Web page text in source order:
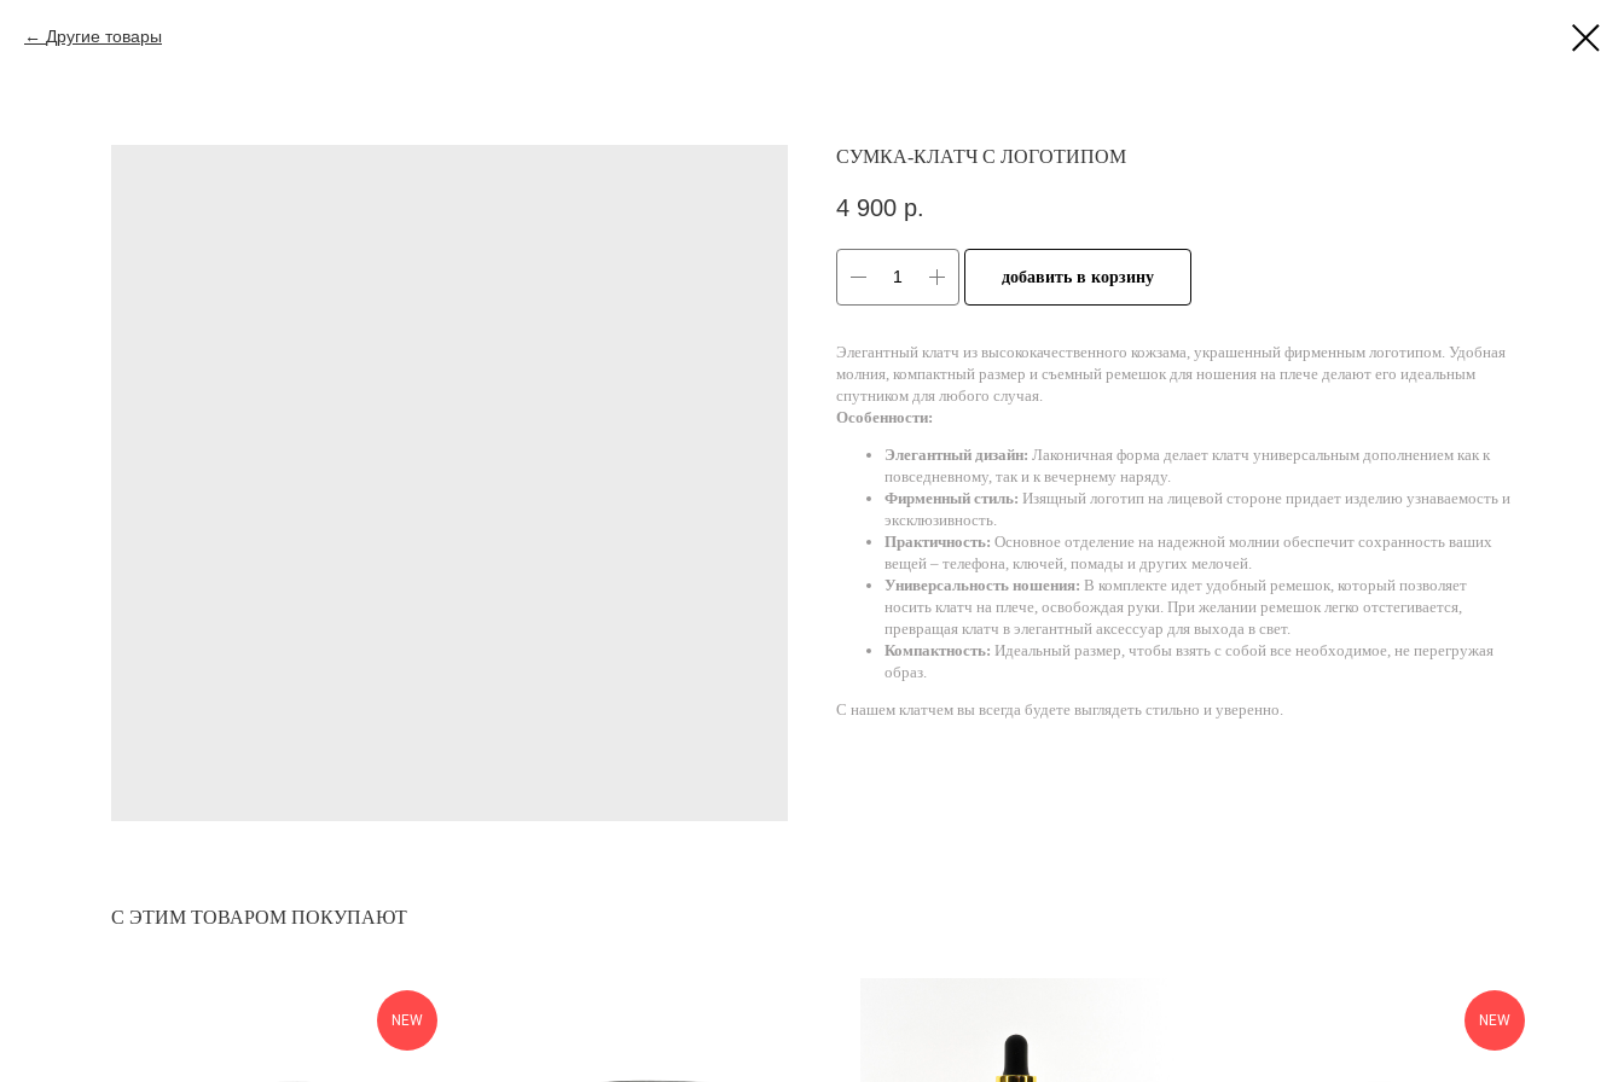
Другие товары
СУМКА-КЛАТЧ С ЛОГОТИПОМ
4 900 р.
добавить в корзину
Элегантный клатч из высококачественного кожзама, украшенный фирменным логотипом. Удобная
молния, компактный размер и съемный ремешок для ношения на плече делают его идеальным
спутником для любого случая.
Особенности:
Элегантный дизайн: Лаконичная форма делает клатч универсальным дополнением как к
повседневному, так и к вечернему наряду.
Фирменный стиль: Изящный логотип на лицевой стороне придает изделию узнаваемость и
эксклюзивность.
Практичность: Основное отделение на надежной молнии обеспечит сохранность ваших
вещей – телефона, ключей, помады и других мелочей.
Универсальность ношения: В комплекте идет удобный ремешок, который позволяет
носить клатч на плече, освобождая руки. При желании ремешок легко отстегивается,
превращая клатч в элегантный аксессуар для выхода в свет.
Компактность: Идеальный размер, чтобы взять с собой все необходимое, не перегружая
образ.
С нашем клатчем вы всегда будете выглядеть стильно и уверенно.
С ЭТИМ ТОВАРОМ ПОКУПАЮТ
NEW NEW